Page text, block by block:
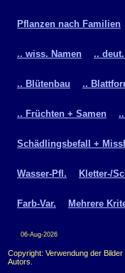
Pflanzen nach Familien
.. wiss. Namen ..
.. Blütenbau ..
.. Früchten + Samen
Schädlingsbefall +
Wasser-Pfl. Kletter-/
Farb-Var. Mehrere
06-Aug-2026
Copyright: Verwendung der
Autors.